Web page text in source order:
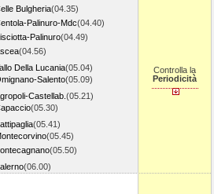
Bulgheria(04.35)
Palinuro-Mdc(04.40)
Palinuro(04.49)
(04.56)
Della Lucania(05.04)
Salento(05.09)
Castellab. (05.21)
(05.30)
(05.41)
(05.45)
(05.50)
(06.00)
Controlla la
Periodicità